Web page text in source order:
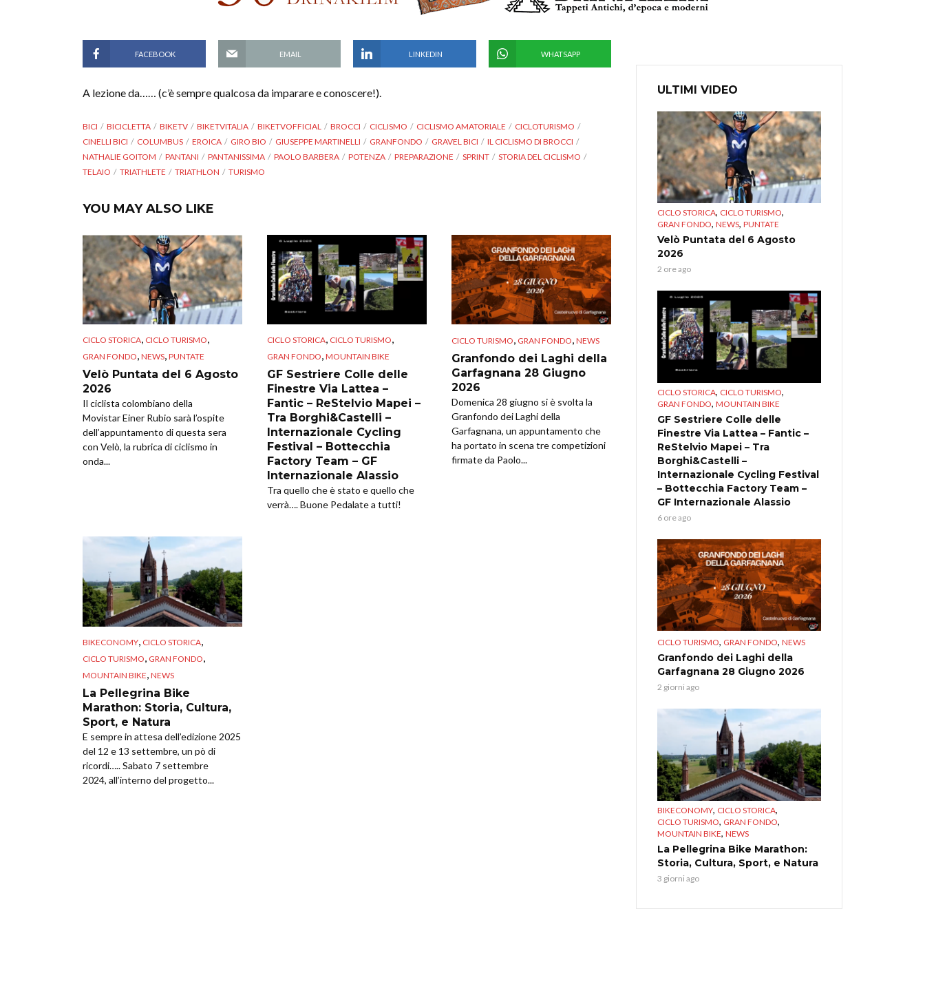
FACEBOOK EMAIL LINKEDIN WHATSAPP
A lezione da…… (c’è sempre qualcosa da imparare e conoscere!).
BICI BICICLETTA BIKETV BIKETVITALIA BIKETVOFFICIAL BROCCI CICLISMO CICLISMO AMATORIALE
CICLOTURISMO
CINELLI BICI
COLUMBUS EROICA GIRO BIO GIUSEPPE MARTINELLI GRANFONDO GRAVEL BICI
IL CICLISMO DI BROCCI
NATHALIE GOITOM
PANTANI PANTANISSIMA PAOLO BARBERA POTENZA PREPARAZIONE SPRINT
STORIA DEL CICLISMO
TELAIO
TRIATHLETE TRIATHLON TURISMO
YOU MAY ALSO LIKE
CICLO STORICA, CICLO TURISMO,
GRAN FONDO, NEWS, PUNTATE
Velò Puntata del 6 Agosto
2026
Il ciclista colombiano della
Movistar Einer Rubio sarà l’ospite
dell’appuntamento di questa sera
con Velò, la rubrica di ciclismo in
onda...
CICLO STORICA, CICLO TURISMO,
GRAN FONDO, MOUNTAIN BIKE
GF Sestriere Colle delle
Finestre Via Lattea –
Fantic – ReStelvio Mapei –
Tra Borghi&Castelli –
Internazionale Cycling
Festival – Bottecchia
Factory Team – GF
Internazionale Alassio
Tra quello che è stato e quello che
verrà…. Buone Pedalate a tutti!
CICLO TURISMO, GRAN FONDO, NEWS
Granfondo dei Laghi della
Garfagnana 28 Giugno
2026
Domenica 28 giugno si è svolta la
Granfondo dei Laghi della
Garfagnana, un appuntamento che
ha portato in scena tre competizioni
firmate da Paolo...
BIKECONOMY CICLO STORICA
CICLO TURISMO GRAN FONDO
MOUNTAIN BIKE NEWS
La Pellegrina Bike
Marathon: Storia, Cultura,
Sport, e Natura
E sempre in attesa dell’edizione 2025
del 12 e 13 settembre, un pò di
ricordi….. Sabato 7 settembre
2024, all’interno del progetto...
ULTIMI VIDEO
CICLO STORICA, CICLO TURISMO,
GRAN FONDO, NEWS, PUNTATE
Velò Puntata del 6 Agosto
2026
2 ore ago
CICLO STORICA, CICLO TURISMO,
GRAN FONDO, MOUNTAIN BIKE
GF Sestriere Colle delle
Finestre Via Lattea – Fantic –
ReStelvio Mapei – Tra
Borghi&Castelli –
Internazionale Cycling Festival
– Bottecchia Factory Team –
GF Internazionale Alassio
6 ore ago
CICLO TURISMO, GRAN FONDO, NEWS
Granfondo dei Laghi della
Garfagnana 28 Giugno 2026
2 giorni ago
BIKECONOMY, CICLO STORICA,
CICLO TURISMO, GRAN FONDO,
MOUNTAIN BIKE, NEWS
La Pellegrina Bike Marathon:
Storia, Cultura, Sport, e Natura
3 giorni ago